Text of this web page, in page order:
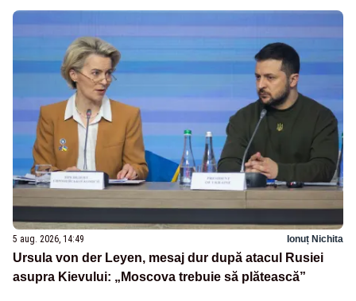
5 aug. 2026, 14:49 Ionuț Nichita
Ursula von der Leyen, mesaj dur după atacul Rusiei
asupra Kievului: „Moscova trebuie să plătească”